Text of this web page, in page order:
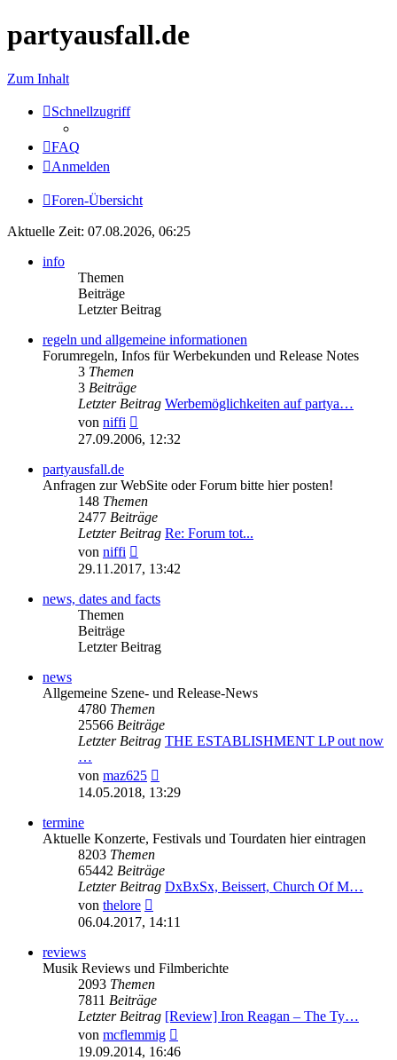
partyausfall.de
Zum Inhalt
Schnellzugriff
FAQ
Anmelden
Foren-Übersicht
Aktuelle Zeit: 07.08.2026, 06:25
info
Themen
Beiträge
Letzter Beitrag
regeln und allgemeine informationen
Forumregeln, Infos für Werbekunden und Release Notes
3 Themen
3 Beiträge
Letzter Beitrag Werbemöglichkeiten auf partya…
von niffi
Beitrag
27.09.2006, 12:32
partyausfall.de
Anfragen zur WebSite oder Forum bitte hier posten!
148 Themen
2477 Beiträge
Letzter Beitrag Re: Forum tot...
von niffi
Beitrag
29.11.2017, 13:42
news, dates and facts
Themen
Beiträge
Letzter Beitrag
news
Allgemeine Szene- und Release-News
4780 Themen
25566 Beiträge
Letzter Beitrag THE ESTABLISHMENT LP out now
…
von maz625
Beitrag
14.05.2018, 13:29
termine
Aktuelle Konzerte, Festivals und Tourdaten hier eintragen
8203 Themen
65442 Beiträge
Letzter Beitrag DxBxSx, Beissert, Church Of M…
von thelore
Beitrag
06.04.2017, 14:11
reviews
Musik Reviews und Filmberichte
2093 Themen
7811 Beiträge
Letzter Beitrag [Review] Iron Reagan – The Ty…
von mcflemmig
Beitrag
19.09.2014, 16:46